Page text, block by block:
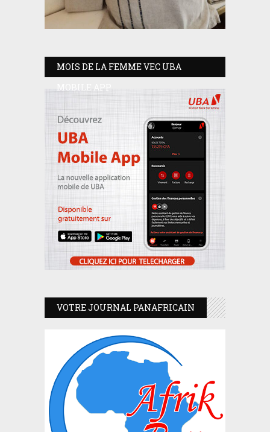
MOIS DE LA FEMME VEC UBA
MOBILE APP
VOTRE JOURNAL PANAFRICAIN